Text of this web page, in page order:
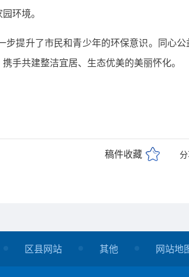
环境。
提升了市民和青少年的环保意识。同心
手共建整洁宜居、生态优美的美丽怀化。
稿件收藏
区县网站 其他 网站地